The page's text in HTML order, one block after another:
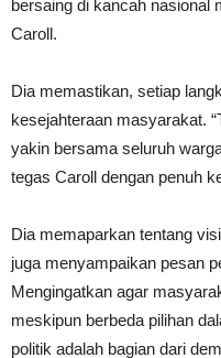
bersaing di kancah nasional
Caroll.
Dia memastikan, setiap
kesejahteraan masyarakat.
yakin bersama seluruh
tegas Caroll dengan penuh
Dia memaparkan tentang
juga menyampaikan pesan
Mengingatkan agar
meskipun berbeda pilihan
politik adalah bagian dari